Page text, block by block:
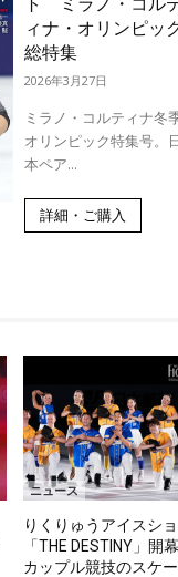
ィナ・オリンピッ
総特集
2026年3月27日
ミラノ・コルティナ冬
オリンピック特集号。
本ペア...
詳細・ご購入
ニュース
りくりゅうアイスシ
「THE DESTINY」開幕
カップル競技のスケ